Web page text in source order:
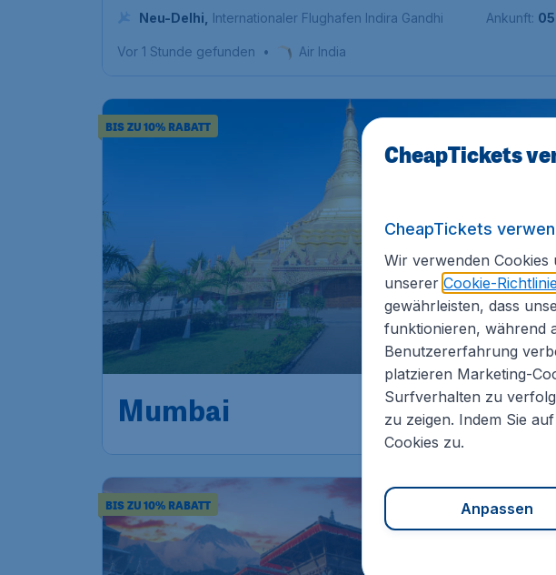
Neu-Delhi
Internationaler Flughafen Indira Gandhi
Ankunft:
Vor 1 Stunde gefunden • Air India
BIS ZU 10% RABATT
Mumbai
Flughafen Frankfurt
Mumbai, Flughafen Mumbai
Abflug: 24
Ankunft: 05
BIS ZU 10% RABATT BIS ZU 10% RABATT
CheapTickets
CheapTickets
Wir verwenden Cookies
unserer Cookie-
gewährleisten, dass
funktionieren, während
Benutzererfahrung
platzieren Marketing-
Surfverhalten zu
zu zeigen. Indem Sie
Cookies zu.
Anpassen